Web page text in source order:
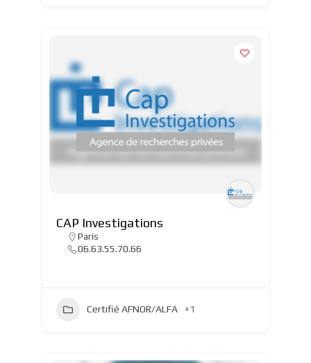
CAP Investigations
Paris
06.63.55.70.66
Certifié AFNOR/ALFA +1